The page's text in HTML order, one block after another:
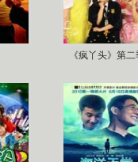
《疯丫头》第二